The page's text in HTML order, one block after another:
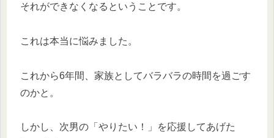
それができなくなるということです。
これは本当に悩みました。
これから6年間、家族としてバラバラの時間を過ごす
のかと。
しかし、次男の「やりたい！」を応援してあげた